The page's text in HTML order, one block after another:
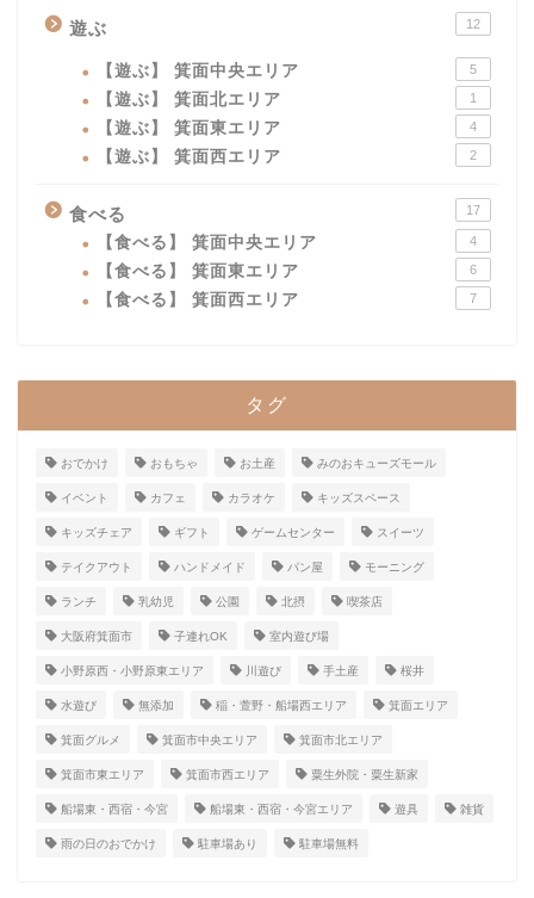
遊ぶ 12
【遊ぶ】 箕面中央エリア 5
【遊ぶ】 箕面北エリア 1
【遊ぶ】 箕面東エリア 4
【遊ぶ】 箕面西エリア 2
食べる 17
【食べる】 箕面中央エリア 4
【食べる】 箕面東エリア 6
【食べる】 箕面西エリア 7
タグ
おでかけ おもちゃ お土産 みのおキューズモール
イベント カフェ カラオケ キッズスペース
キッズチェア ギフト ゲームセンター スイーツ
テイクアウト ハンドメイド パン屋 モーニング
ランチ 乳幼児 公園 北摂 喫茶店
大阪府箕面市 子連れOK 室内遊び場
小野原西・小野原東エリア 川遊び 手土産 桜井
水遊び 無添加 稲・萱野・船場西エリア 箕面エリア
箕面グルメ 箕面市中央エリア 箕面市北エリア
箕面市東エリア 箕面市西エリア 粟生外院・粟生新家
船場東・西宿・今宮 船場東・西宿・今宮エリア 遊具 雑貨
雨の日のおでかけ 駐車場あり 駐車場無料